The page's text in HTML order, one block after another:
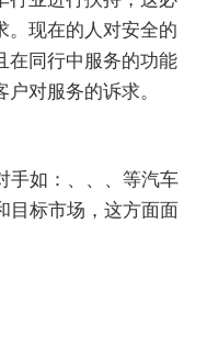
。现在的人对安全的
在同行中服务的功能
对服务的诉求。
如：、、、等汽车
目标市场，这方面面